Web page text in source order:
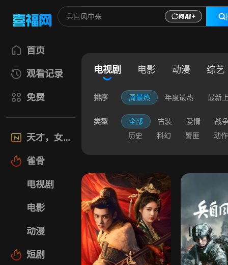
首页
观看记录
免费
天才，女友
雀骨
电视剧
电影
动漫
短剧
电视剧 电影 动漫 综艺
排序 周最热 年度最热 最新
类型 全部 古装 爱情
战
历史
科幻 警匪 动作